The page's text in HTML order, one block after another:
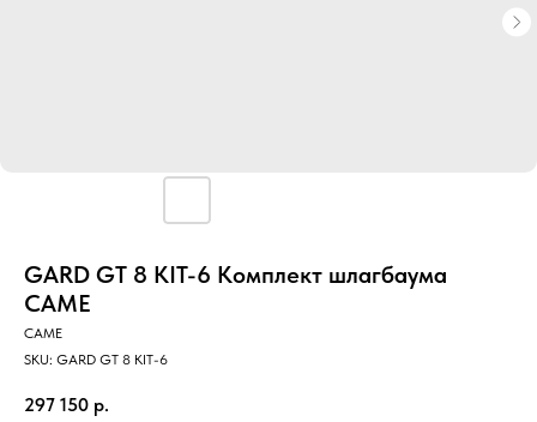
GARD GT 8 KIT-6 Комплект шлагбаума
CAME
CAME
SKU: GARD GT 8 KIT-6
297 150 р.